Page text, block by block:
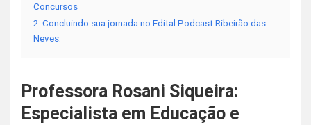
Concursos
2 Concluindo sua jornada no Edital Podcast Ribeirão das
Neves:
Professora Rosani Siqueira:
Especialista em Educação e